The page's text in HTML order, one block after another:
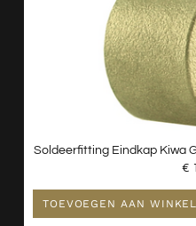
Soldeerfitting Eindkap Kiwa
€
TOEVOEGEN AAN